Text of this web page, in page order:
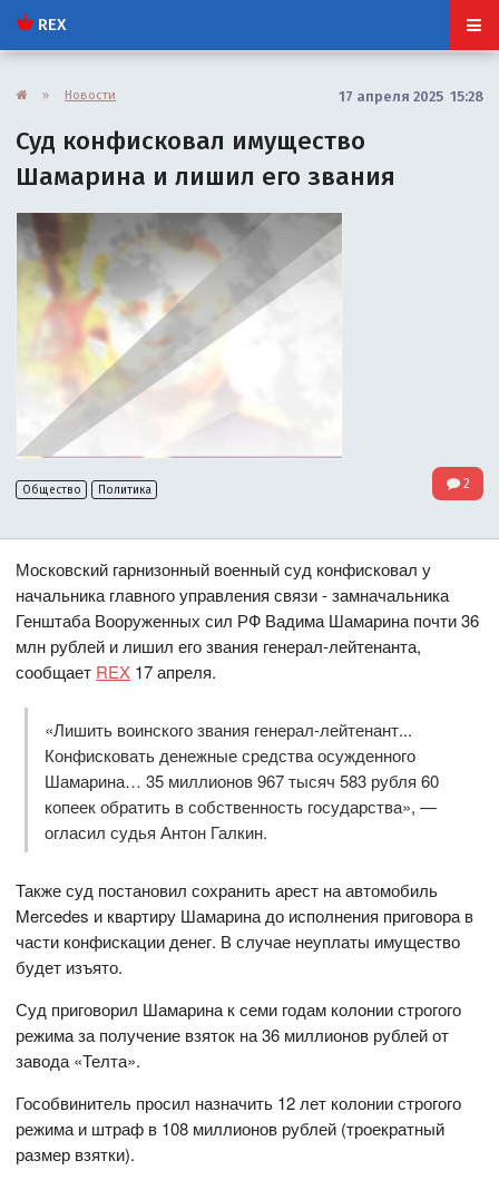
REX
» Новости 17 апреля 2025 15:28
Суд конфисковал имущество
Шамарина и лишил его звания
Общество Политика 2
Московский гарнизонный военный суд конфисковал у
начальника главного управления связи - замначальника
Генштаба Вооруженных сил РФ Вадима Шамарина почти 36
млн рублей и лишил его звания генерал-лейтенанта,
сообщает REX 17 апреля.
«Лишить воинского звания генерал-лейтенант...
Конфисковать денежные средства осужденного
Шамарина… 35 миллионов 967 тысяч 583 рубля 60
копеек обратить в собственность государства», —
огласил судья Антон Галкин.
Также суд постановил сохранить арест на автомобиль
Mercedes и квартиру Шамарина до исполнения приговора в
части конфискации денег. В случае неуплаты имущество
будет изъято.
Суд приговорил Шамарина к семи годам колонии строгого
режима за получение взяток на 36 миллионов рублей от
завода «Телта».
Гособвинитель просил назначить 12 лет колонии строгого
режима и штраф в 108 миллионов рублей (троекратный
размер взятки).